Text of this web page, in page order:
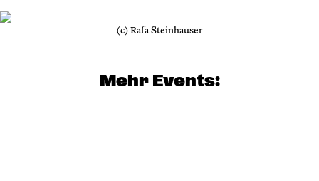
(c) Rafa Steinhauser
Mehr Events: